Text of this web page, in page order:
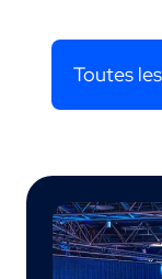
Toutes